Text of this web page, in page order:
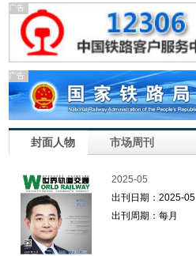
广告
广告
封面人物 市场周刊
2025-05
出刊日期：2025-05
出刊周期：每月